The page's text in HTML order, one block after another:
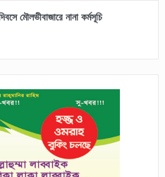
মৌলভীবাজারে নানা কর্মসূচি